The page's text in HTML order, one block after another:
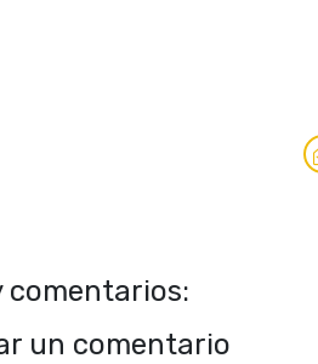
comentarios:
un comentario